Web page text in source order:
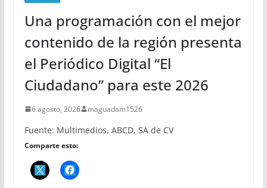
Una programación con el mejor
contenido de la región presenta
el Periódico Digital “El
Ciudadano” para este 2026
6 agosto, 2026 maguadam1526
Fuente: Multimedios, ABCD, SA de CV
Comparte esto: